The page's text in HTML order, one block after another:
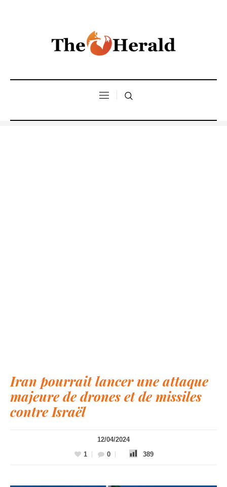
Iran pourrait lancer une attaque
majeure de drones et de missiles
contre Israël
12/04/2024
1
0 389